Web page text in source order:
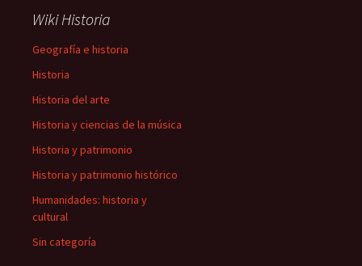
Wiki Historia
Geografía e historia
Historia
Historia del arte
Historia y ciencias de la música
Historia y patrimonio
Historia y patrimonio histórico
Humanidades: historia y
cultural
Sin categoría